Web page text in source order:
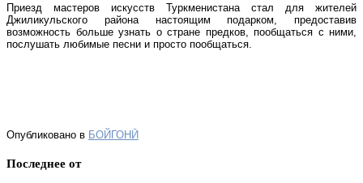
Приезд мастеров искусств Туркменистана стал для жителей
Джиликульского района настоящим подарком, предоставив
возможность больше узнать о стране предков, пообщаться с ними,
послушать любимые песни и просто пообщаться.
Опубликовано в БОЙГОНӢ
Последнее от